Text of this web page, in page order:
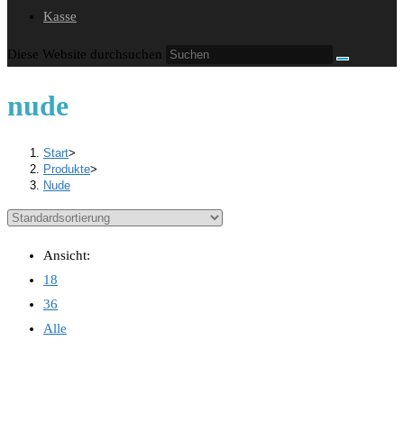
Kasse
Diese Website durchsuchen
nude
Start>
Produkte>
Nude
Ansicht:
18
36
Alle